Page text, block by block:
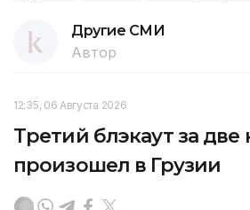
Другие СМИ
Автор
12:35, 06 Августа 2026
Третий блэкаут за две
произошел в Грузии